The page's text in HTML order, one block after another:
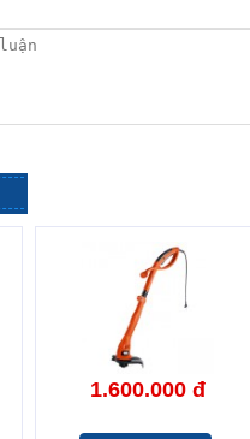
1.600.000 đ